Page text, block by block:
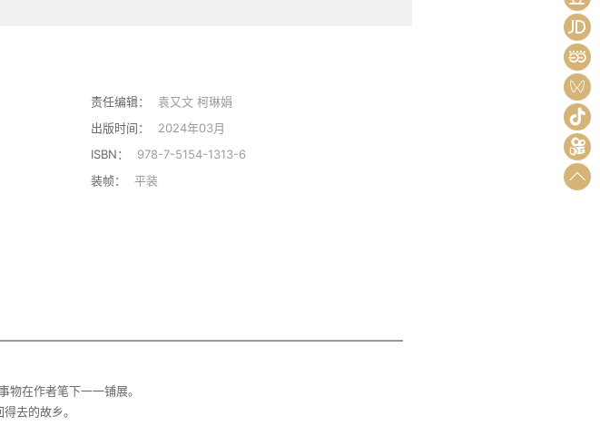
责任编辑：
袁又文 柯琳娟
出版时间：
2024年03月
ISBN：
978-7-5154-1313-6
装帧：
平装
在作者笔下一一铺展。
去的故乡。